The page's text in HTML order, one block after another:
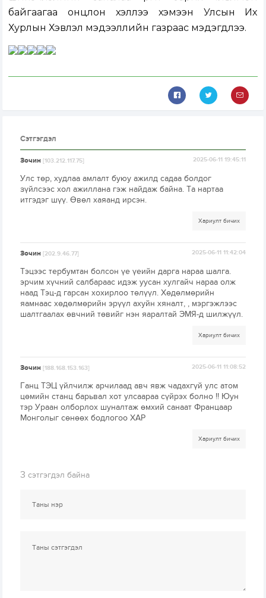
байгаагаа онцлон хэллээ хэмээн Улсын Их
Хурлын Хэвлэл мэдээллийн газраас мэдэгдлээ.
Сэтгэгдэл
Зочин[103.212.117.75] 2025-06-11 19:45:11
Улс төр, худлаа амлалт буюу ажилд садаа болдог
зүйлсээс хол ажиллана гэж найдаж байна. Та нартаа
итгэдэг шүү. Өвөл хаяанд ирсэн.
Хариулт бичих
Зочин[202.9.46.77] 2025-06-11 11:42:04
Тэцээс тербумтан болсон үе үеийн дарга нараа шалга.
эрчим хүчний салбараас идэж уусан хулгайч нараа олж
наад Тэц-д гарсан хохирлоо төлүүл. Хөдөлмөрийн
яамнаас хөдөлмөрийн эрүүл ахуйн хяналт, , мэргэжлээс
шалтгаалах өвчний төвийг нэн яаралтай ЭМЯ-д шилжүүл.
Хариулт бичих
Зочин[188.168.153.163] 2025-06-11 11:08:52
Ганц ТЭЦ үйлчилж арчилаад авч явж чадахгүй улс атом
цөмийн станц барьвал хот улсаараа сүйрэх болно !! Юун
тэр Ураан олборлох шуналтаж өмхий санаат Францаар
Монголыг сөнөөх бодлогоо ХАР
Хариулт бичих
3 сэтгэгдэл байна